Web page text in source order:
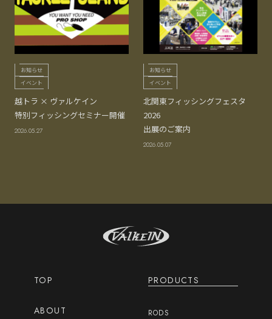
お知らせ
イベント
越トラ × ヴァルケイン
特別フィッシングセミナー開催
2026.05.27
お知らせ
イベント
北関東フィッシングフェスタ
2026
出展のご案内
2026.05.07
TOP
ABOUT
PRODUCTS
RODS